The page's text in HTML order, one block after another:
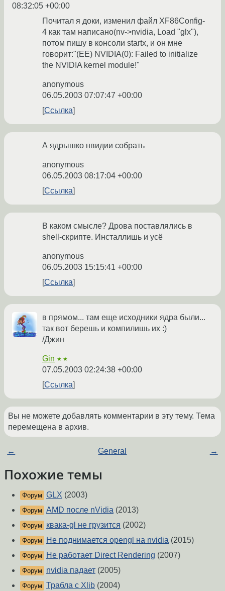
08:32:05 +00:00
Почитал я доки, изменил файл XF86Config-
4 как там написано(nv->nvidia, Load "glx"),
потом пишу в консоли startx, и он мне
говорит:"(EE) NVIDIA(0): Failed to initialize
the NVIDIA kernel module!"
anonymous
06.05.2003 07:07:47 +00:00
Ссылка
А ядрышко нвидии собрать
anonymous
06.05.2003 08:17:04 +00:00
Ссылка
В каком смысле? Дрова поставлялись в
shell-скрипте. Инсталлишь и усё
anonymous
06.05.2003 15:15:41 +00:00
Ссылка
в прямом... там еще исходники ядра были...
так вот берешь и компилишь их :)
/Джин
Gin ★★
07.05.2003 02:24:38 +00:00
Ссылка
Вы не можете добавлять комментарии в эту тему. Тема
перемещена в архив.
← General →
Похожие темы
Форум GLX (2003)
Форум AMD после nVidia (2013)
Форум квака-gl не грузится (2002)
Форум Не поднимается opengl на nvidia (2015)
Форум Не работает Direct Rendering (2007)
Форум nvidia падает (2005)
Форум Трабла с Xlib (2004)